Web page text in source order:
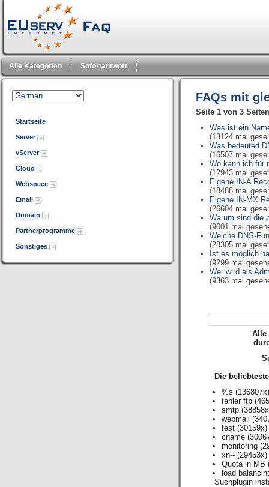
Alle Kategorien Sofortantwort
Startseite
Server
vServer
Cloud
Webspace
Email
Domain
Partnerprogramme
Sonstiges
FAQs mit
Seite 1 von 3 Seiten
Was ist ein
(13124 mal
Was bedeuted
(16507 mal
Wo kann ich für
(12943 mal
Eigene IN-A
(18488 mal
Eigene IN-MX
(26604 mal
Warum sind die
(9001 mal
Welche DNS-
(28305 mal
Ist es möglich
(9299 mal
Wer wird als
(9363 mal
Alle
Die
%s
fehler ftp
smtp
webmail
test (30159x)
cname
monitoring
xn-- (29453x)
Quota in MB
load
Suchplugin